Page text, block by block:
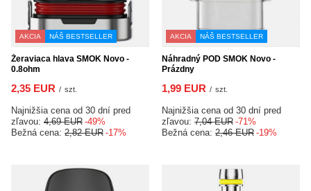
AKCIA NÁŠ BESTSELLER
Žeraviaca hlava SMOK Novo -
0.8ohm
2,35 EUR / szt.
Najnižšia cena od 30 dní pred
zľavou: 4,69 EUR -49%
Bežná cena: 2,82 EUR -17%
AKCIA NÁŠ BESTSELLER
Náhradný POD SMOK Novo -
Prázdny
1,99 EUR / szt.
Najnižšia cena od 30 dní pred
zľavou: 7,04 EUR -71%
Bežná cena: 2,46 EUR -19%